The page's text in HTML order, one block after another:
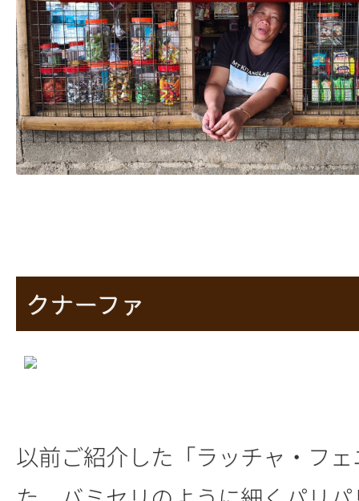
クナーファ
以前ご紹介した「ラッチャ・フ